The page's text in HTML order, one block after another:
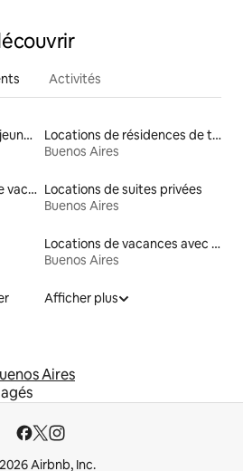
Activités
Locations avec petit-déjeuner
Locations de résidences de tourisme
Buenos Aires
Locations de maisons de vacances Locations de suites privées
Buenos Aires
Locations de vacances avec piscine
Buenos Aires
Afficher plus
Aires
Airbnb, Inc.